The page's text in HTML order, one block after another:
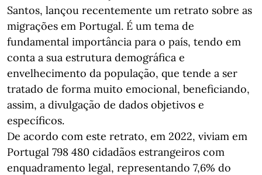
Santos, lançou recentemente um retrato sobre as
migrações em Portugal. É um tema de
fundamental importância para o país, tendo em
conta a sua estrutura demográfica e
envelhecimento da população, que tende a ser
tratado de forma muito emocional, beneficiando,
assim, a divulgação de dados objetivos e
específicos.
De acordo com este retrato, em 2022, viviam em
Portugal 798 480 cidadãos estrangeiros com
enquadramento legal, representando 7,6% do